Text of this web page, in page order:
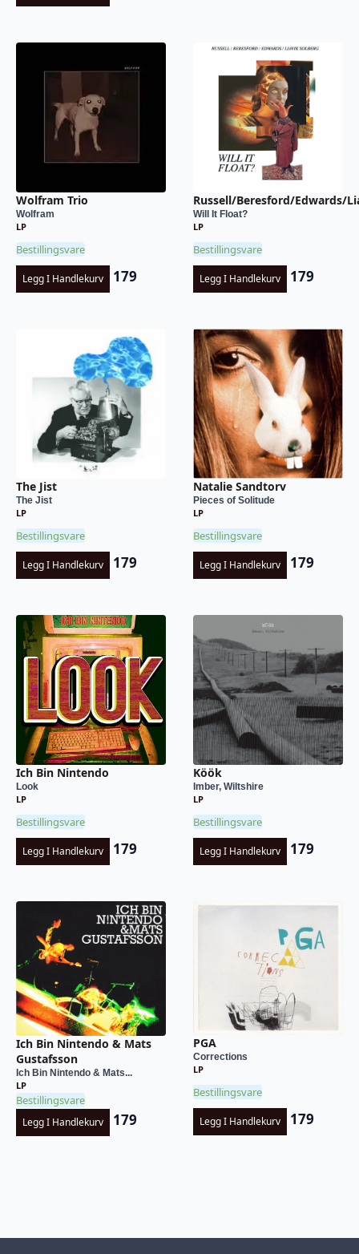
Wolfram Trio
Wolfram
LP
Bestillingsvare
Legg I Handlekurv 179
Russell/Beresford/Edwards/
Will It Float?
LP
Bestillingsvare
Legg I Handlekurv 179
The Jist
The Jist
LP
Bestillingsvare
Legg I Handlekurv 179
Natalie Sandtorv
Pieces of Solitude
LP
Bestillingsvare
Legg I Handlekurv 179
Ich Bin Nintendo
Look
LP
Bestillingsvare
Legg I Handlekurv 179
Köök
Imber, Wiltshire
LP
Bestillingsvare
Legg I Handlekurv 179
Ich Bin Nintendo & Mats
Gustafsson
Ich Bin Nintendo & Mats...
LP
Bestillingsvare
Legg I Handlekurv 179
PGA
Corrections
LP
Bestillingsvare
Legg I Handlekurv 179